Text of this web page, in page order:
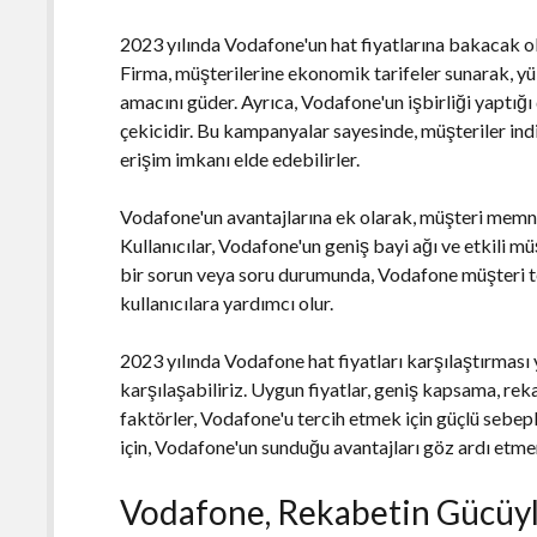
2023 yılında Vodafone'un hat fiyatlarına
Firma, müşterilerine ekonomik tarifeler sunarak,
amacını güder. Ayrıca, Vodafone'un işbirliği
çekicidir. Bu kampanyalar sayesinde, müşteriler
erişim imkanı elde edebilirler.
Vodafone'un avantajlarına ek olarak, müşteri
Kullanıcılar, Vodafone'un geniş bayi ağı ve etkili
bir sorun veya soru durumunda, Vodafone müşteri
kullanıcılara yardımcı olur.
2023 yılında Vodafone hat fiyatları
karşılaşabiliriz. Uygun fiyatlar, geniş kapsama,
faktörler, Vodafone'u tercih etmek için güçlü
için, Vodafone'un sunduğu avantajları göz ardı
Vodafone, Rekabetin